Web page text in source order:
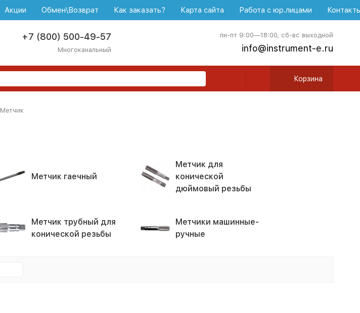
Акции Обмен\Возврат Как заказать? Карта сайта Работа с юр.лицами
+7 (800) 500-49-57
Многоканальный
пн-пт 9:00—18:00, сб-вс выходной
info@instrument-e.ru
Корзина
Метчик
Метчик гаечный
Метчик для
конической
дюймовый резьбы
Метчик трубный для
конической резьбы
Метчики машинные-
ручные